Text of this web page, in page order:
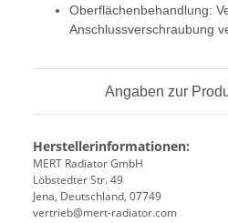
Oberflächenbehandlung:
Anschlussverschraubung
Angaben zur
Herstellerinformationen:
MERT Radiator GmbH
Löbstedter Str. 49
Jena, Deutschland, 07749
vertrieb@mert-radiator.com